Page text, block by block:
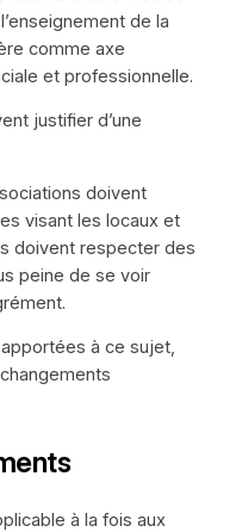
de la
comme axe
et professionnelle.
justifier d’une
doivent
visant les locaux et
doivent respecter des
peine de se voir
à ce sujet,
à la fois aux